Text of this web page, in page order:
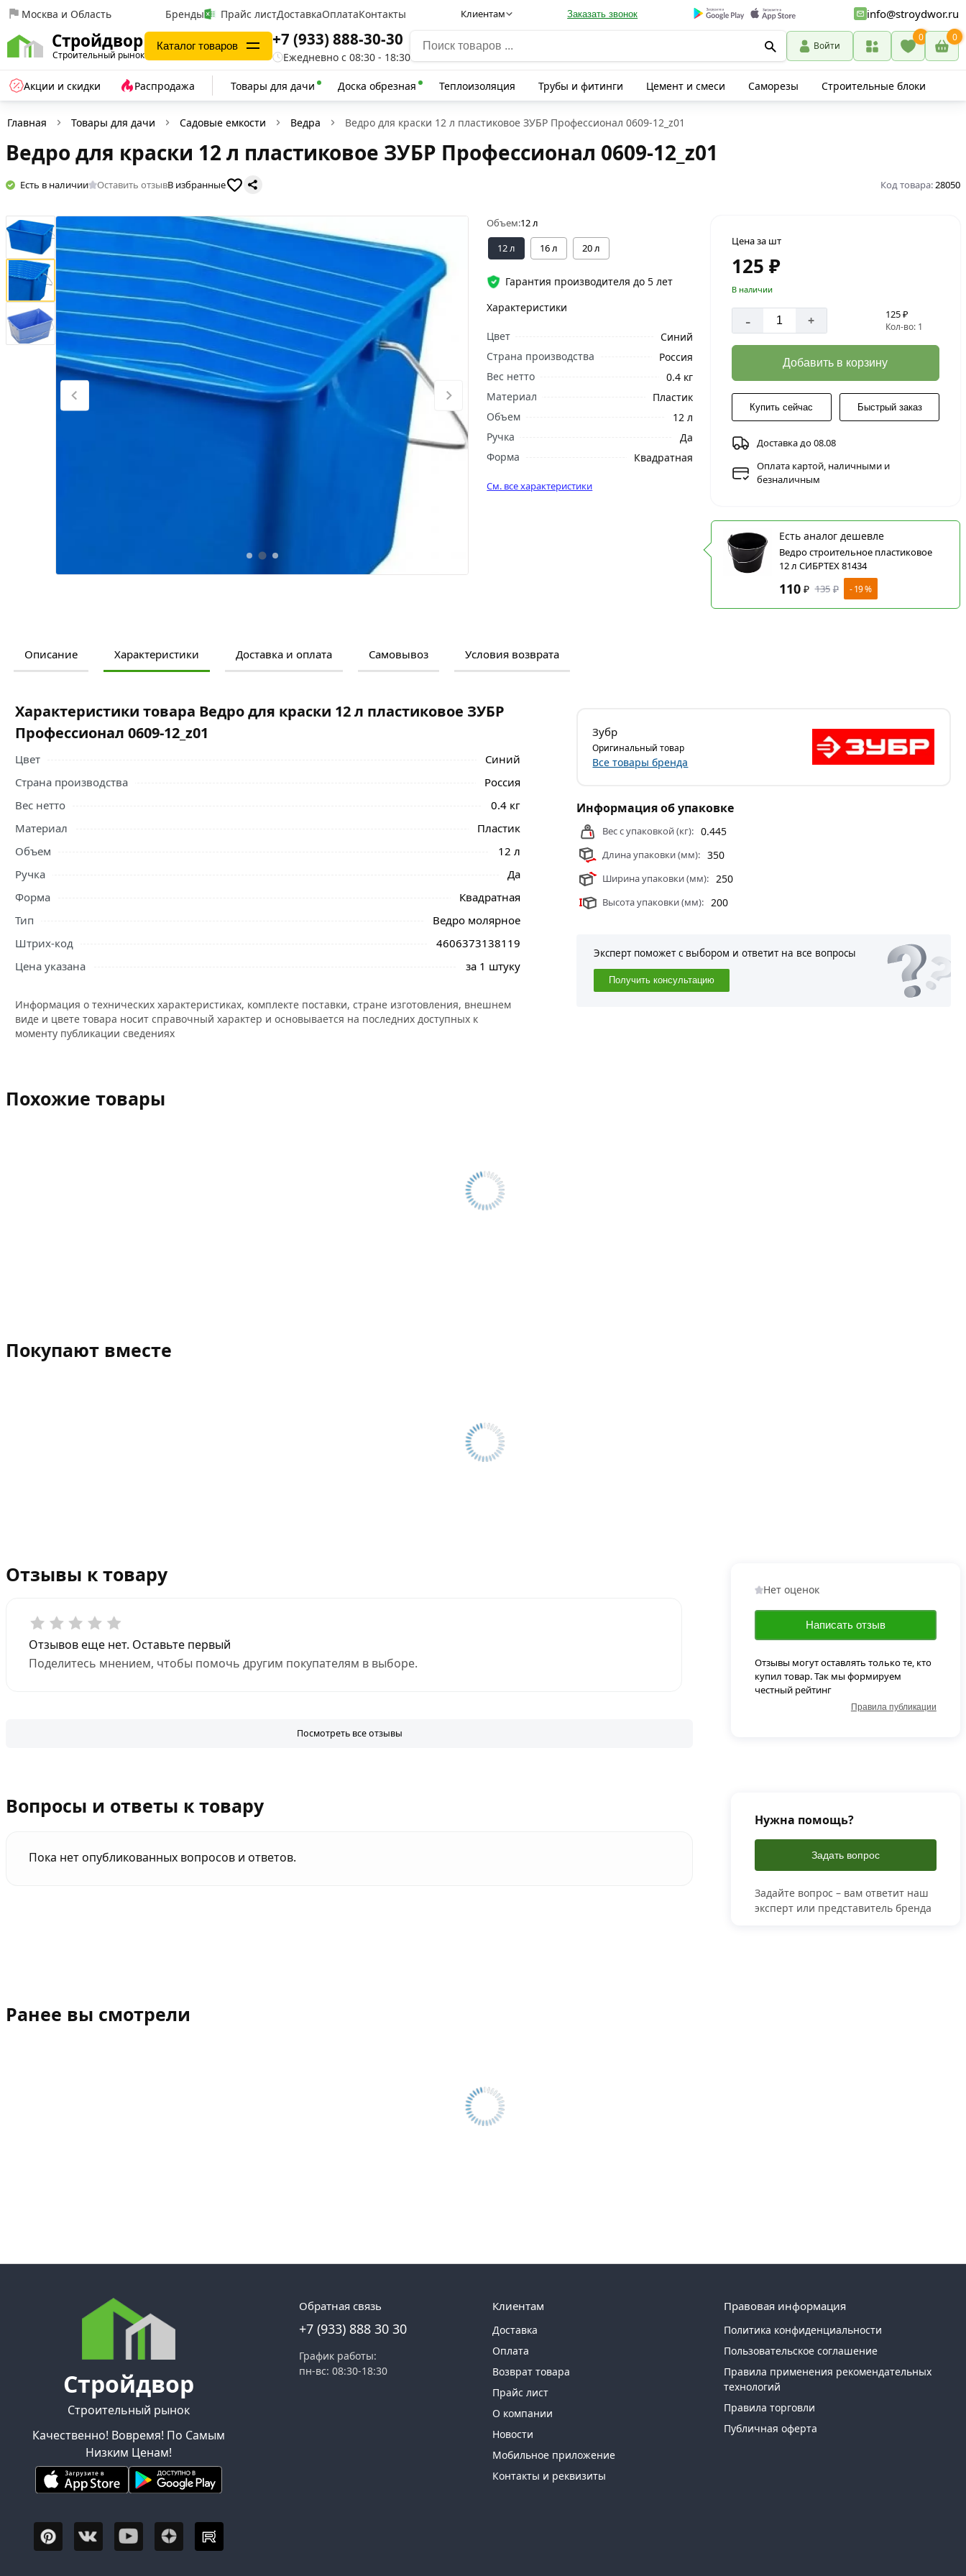
Москва и Область Бренды Прайс листДоставкаОплатаКонтакты Клиентам Заказать звонок info@stroydwor.ru
Стройдвор
Строительный рынок
Каталог товаров +7 (933) 888-30-30
Ежедневно с 08:30 - 18:30
Войти
0 0
Акции и скидки Распродажа Товары для дачи Доска обрезная Теплоизоляция Трубы и фитинги Цемент и смеси Саморезы Строительные блоки
Главная Товары для дачи Садовые емкости Ведра Ведро для краски 12 л пластиковое ЗУБР Профессионал 0609-12_z01
Ведро для краски 12 л пластиковое ЗУБР Профессионал 0609-12_z01
Есть в наличии Оставить отзывВ избранные Код товара:28050
Объем:12 л
12 л
16 л 20 л
Гарантия производителя до 5 лет
Характеристики
Цвет
Синий
Страна производства
Россия
Вес нетто
0.4 кг
Материал
Пластик
Объем
12 л
Ручка
Да
Форма
Квадратная
См. все характеристики
Цена за шт
125 ₽
В наличии
- + 125 ₽
Кол-во: 1
Добавить в корзину
Купить сейчас Быстрый заказ
Доставка до 08.08
Оплата картой, наличными и
безналичным
Есть аналог дешевле
Ведро строительное пластиковое
12 л СИБРТЕХ 81434
110 ₽ 135 ₽ - 19 %
Описание Характеристики Доставка и оплата Самовывоз Условия возврата
Ознакомьтесь с подробными характеристиками, описанием и отзывами о товаре, чтобы сделать
Условия доставки и цены на товар Ведро для краски 12 л пластиковое ЗУБР Профессионал 0609-
12_z01 из категории Ведрадействительны в Москве и области.
Характеристики товара Ведро для краски 12 л пластиковое ЗУБР
Профессионал 0609-12_z01
Цвет
Синий
Страна производства
Россия
Вес нетто
0.4 кг
Материал
Пластик
Объем
12 л
Ручка
Да
Форма
Квадратная
Тип
Ведро молярное
Штрих-код
4606373138119
Цена указана
за 1 штуку
Информация о технических характеристиках, комплекте поставки, стране изготовления, внешнем
виде и цвете товара носит справочный характер и основывается на последних доступных к
моменту публикации сведениях
Зубр
Оригинальный товар
Все товары бренда
Информация об упаковке
Вес с упаковкой (кг): 0.445
Длина упаковки (мм): 350
Ширина упаковки (мм): 250
Высота упаковки (мм): 200
Эксперт поможет с выбором и ответит на все вопросы
Получить консультацию
Похожие товары
Покупают вместе
Отзывы к товару
Отзывов еще нет. Оставьте первый
Поделитесь мнением, чтобы помочь другим покупателям в выборе.
Посмотреть все отзывы
Нет оценок
Написать отзыв
Отзывы могут оставлять только те, кто
купил товар. Так мы формируем
честный рейтинг
Правила публикации
Вопросы и ответы к товару
Пока нет опубликованных вопросов и ответов.
Нужна помощь?
Задать вопрос
Задайте вопрос – вам ответит наш
эксперт или представитель бренда
Ранее вы смотрели
Стройдвор
Строительный рынок
Качественно! Вовремя! По Самым
Низким Ценам!
Обратная связь
+7 (933) 888 30 30
График работы:
пн-вс: 08:30-18:30
Клиентам
Доставка
Оплата
Возврат товара
Прайс лист
О компании
Новости
Мобильное приложение
Контакты и реквизиты
Правовая информация
Политика конфиденциальности
Пользовательское соглашение
Правила применения рекомендательных
технологий
Правила торговли
Публичная оферта